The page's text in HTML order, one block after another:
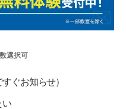
選択可
ぐお知らせ）
い